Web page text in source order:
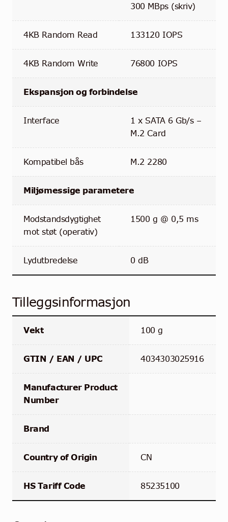
300 MBps (skriv)
4KB Random Read 133120 IOPS
4KB Random Write 76800 IOPS
Ekspansjon og forbindelse
Interface
1 x SATA 6 Gb/s –
M.2 Card
Kompatibel bås M.2 2280
Miljømessige parametere
Modstandsdygtighet
mot støt (operativ)
1500 g @ 0,5 ms
Lydutbredelse 0 dB
Tilleggsinformasjon
Vekt 100 g
GTIN / EAN / UPC 4034303025916
Manufacturer Product
Number
Brand
Country of Origin CN
HS Tariff Code 85235100